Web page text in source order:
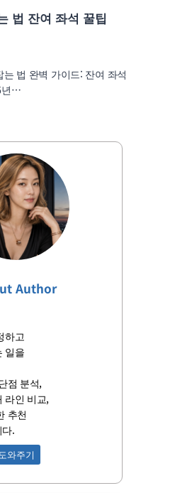
법 잔여 좌석 꿀팁
법 완벽 가이드: 잔여 좌석
년…
Author
하고
일을
점 분석,
라인 비교,
추천
.
와주기